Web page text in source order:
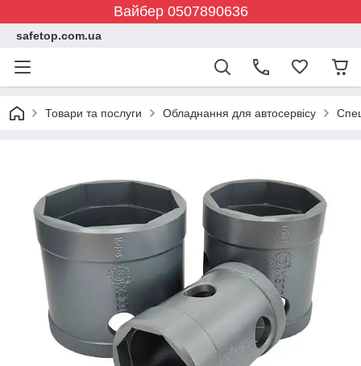
Вайбер 0507890636
safetop.com.ua
Товари та послуги Обладнання для автосервісу